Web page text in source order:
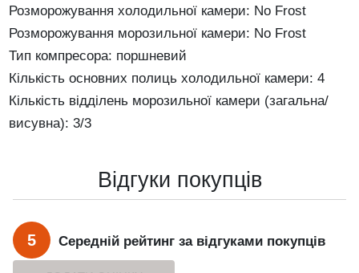
Розморожування холодильної камери: No Frost
Розморожування морозильної камери: No Frost
Тип компресора: поршневий
Кількість основних полиць холодильної камери: 4
Кількість відділень морозильної камери (загальна/
висувна): 3/3
Відгуки покупців
5 Середній рейтинг за відгуками покупців